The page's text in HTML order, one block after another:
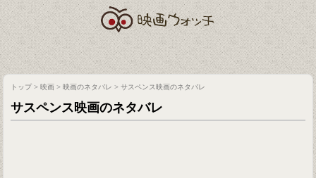
トップ>映画 >映画のネタバレ >サスペンス映画のネタバレ
サスペンス映画のネタバレ